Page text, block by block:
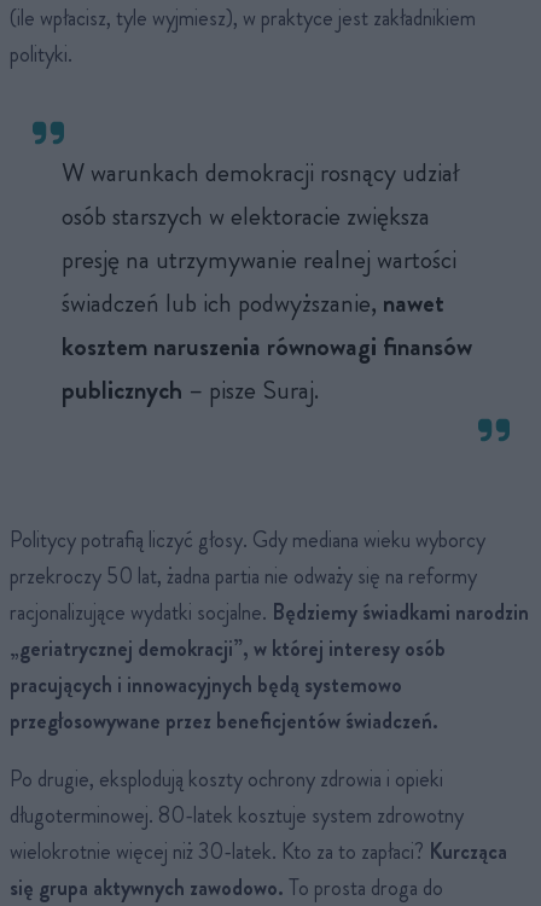
(ile wpłacisz, tyle wyjmiesz), w praktyce jest zakładnikiem
polityki.
W warunkach demokracji rosnący udział
osób starszych w elektoracie zwiększa
presję na utrzymywanie realnej wartości
świadczeń lub ich podwyższanie, nawet
kosztem naruszenia równowagi finansów
publicznych – pisze Suraj.
Politycy potrafią liczyć głosy. Gdy mediana wieku wyborcy
przekroczy 50 lat, żadna partia nie odważy się na reformy
racjonalizujące wydatki socjalne. Będziemy świadkami narodzin
„geriatrycznej demokracji”, w której interesy osób
pracujących i innowacyjnych będą systemowo
przegłosowywane przez beneficjentów świadczeń.
Po drugie, eksplodują koszty ochrony zdrowia i opieki
długoterminowej. 80-latek kosztuje system zdrowotny
wielokrotnie więcej niż 30-latek. Kto za to zapłaci? Kurcząca
się grupa aktywnych zawodowo.To prosta droga do